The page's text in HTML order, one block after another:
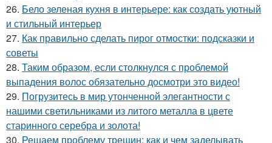
26. Бело зеленая кухня в интерьере: как создать уютный
и стильный интерьер
27. Как правильно сделать пирог отмостки: подсказки и
советы
28. Таким образом, если столкнулся с проблемой
выпадения волос обязательно досмотри это видео!
29. Погрузитесь в мир утонченной элегантности с
нашими светильниками из литого металла в цвете
старинного серебра и золота!
30. Решаем проблему трещин: как и чем заделывать